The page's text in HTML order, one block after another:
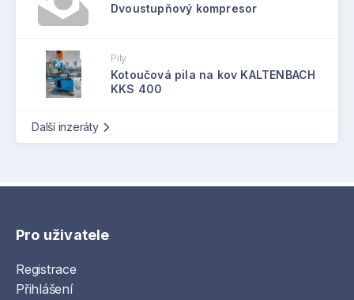
Dvoustupňový kompresor
Pily
Kotoučová pila na kov KALTENBACH
KKS 400
Další inzeráty
Pro uživatele
Registrace
Přihlášení